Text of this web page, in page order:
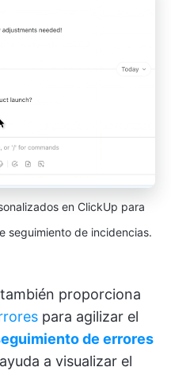
en ClickUp para
seguimiento de incidencias.
proporciona
para agilizar el
de errores
ayuda a visualizar el